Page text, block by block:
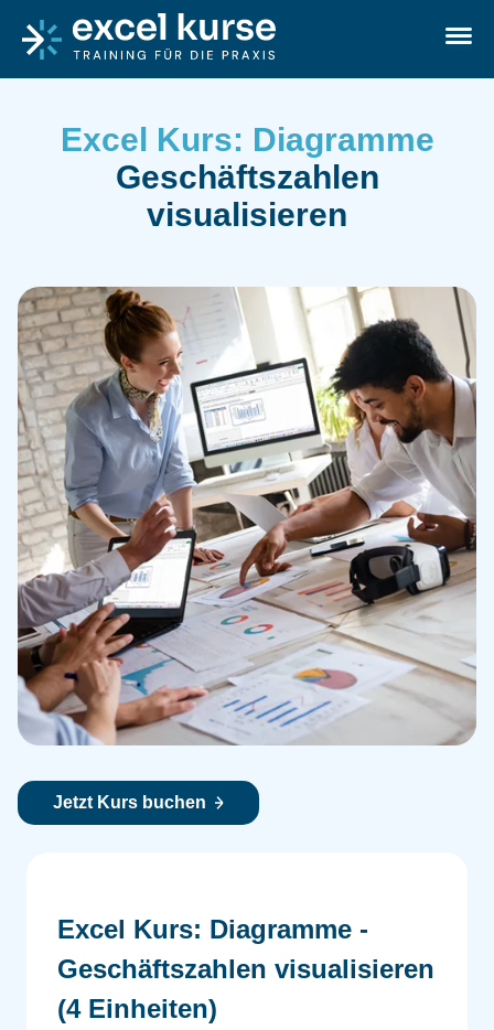
Excel-Kurse
Excel Kurs: Diagramme
Geschäftszahlen
visualisieren
Jetzt Kurs buchen
Excel Kurs: Diagramme -
Geschäftszahlen visualisieren
(4 Einheiten)